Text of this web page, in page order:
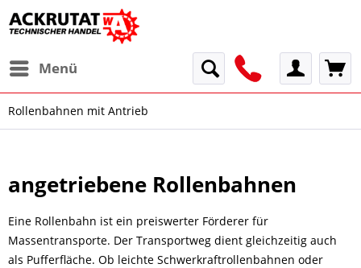
Menü
Rollenbahnen mit Antrieb
angetriebene Rollenbahnen
Eine Rollenbahn ist ein preiswerter Förderer für
Massentransporte. Der Transportweg dient gleichzeitig auch
als Pufferfläche. Ob leichte Schwerkraftrollenbahnen oder